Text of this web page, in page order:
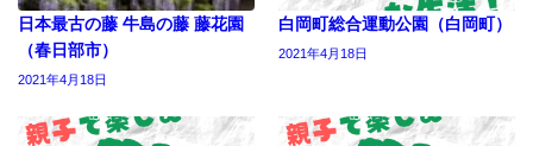
日本最古の藤 牛島の藤 藤花園
（春日部市）
2021年4月18日
白岡町総合運動公園（白岡町）
2021年4月18日